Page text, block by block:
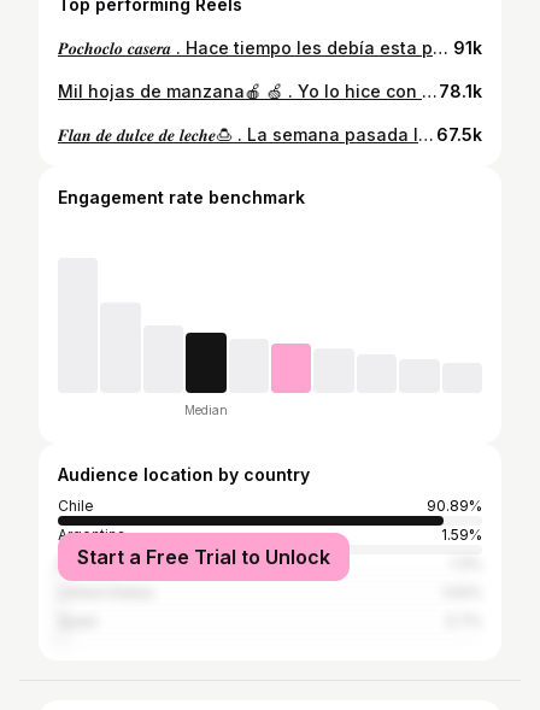
Top performing Reels
𝑷𝒐𝒄𝒉𝒐𝒄𝒍𝒐 𝒄𝒂𝒔𝒆𝒓𝒂 . Hace tiempo les debía esta preparación y al final salió!!! . Cualquier duda, me la dejan en los comentarios!! . Espero les guste y también espero recibir varias fotitos de sus preparaciones!! Me motivan mucho sus fotos 💕 . Cariños!! #Healthy #Saludable #Comebien #Comesano #Health #Nutriologa #Nutrition #Healthynutrition #Alimentaciónsaludable #Healthyfood #Comidasana #Nutri #Nutricionista #Nutrichilena #Colchagua #Santacruz #Nutrisalud 91k
Mil hojas de manzana🍎 🍏 . Yo lo hice con manzana verde pero puedes usar roja también!! . Cantidades para 2 porciones!! (Detalladas en el video) . De endulzante utilicé 25 gotitas para las 2, puedes utilizar menos si no eres dulce o si utilizas manzana roja. . Si quieres también le puedes poner nueces picadas 🤤 . Espero les guste y les sirva para sus colaciones de media tarde o para el antojito dulce!! . Cualquier duda me la dejas en comentarios!! . Cariños!! . #Healthy #Saludable #Comebien #Comesano #Health #Nutriologa #Nutrition #Healthynutrition #Alimentaciónsaludable #Healthyfood #Comidasana #Nutri #Nutricionista #Nutrichilena #Colchagua #Santacruz #Nutrisalud #manzana #milhojas #saludable78.1k
𝑭𝒍𝒂𝒏 𝒅𝒆 𝒅𝒖𝒍𝒄𝒆 𝒅𝒆 𝒍𝒆𝒄𝒉𝒆🍮 . La semana pasada les mostré mi paseo por @supermercadoslafama donde fui en busca de los ingredientes para hacer esta nueva receta que quedó deliciosa!!! . Comparen el listado de ingredientes de los que encuentran en supermercados v/s este!! No hay donde perderse!!! . Ingredientes 📝 (para 6 porciones) 🔸️ 500ml leche de proteínas (utilicé lonco leche, pero si es para niños, recomiendo una leche descremada tradicional) 🔸️ 3/4 taza de manjar sin azúcar (uso el marca daily) 🔸️ 4 huevos *Para el caramelo 🔸️ 1/4 taza de alulosa 🔸️ 1/4 taza de agua . Al horno precalentado a 180°C se van por 40min . Si les queda alguna a duda me la dejan en comentarios!! . Espero les guste y también espero recibir varias fotitos de sus preparaciones!! Me motivan mucho sus fotos 💕 . Cariños!! #Healthy #Saludable #Comebien #Comesano #Health #Nutriologa #Nutrition #Healthynutrition #Alimentaciónsaludable #Healthyfood #Comidasana #Nutri #Nutricionista #Nutrichilena #Colchagua #Santacruz #Nutrisalud 67.5k
Engagement rate benchmark
Median
Audience location by country
Chile
90.89%
Argentina
1.59%
Brazil
Start a Free Trial to Unlock